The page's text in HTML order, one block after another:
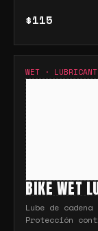
$115
WET ·
BIKE WET
Lube de
Protección